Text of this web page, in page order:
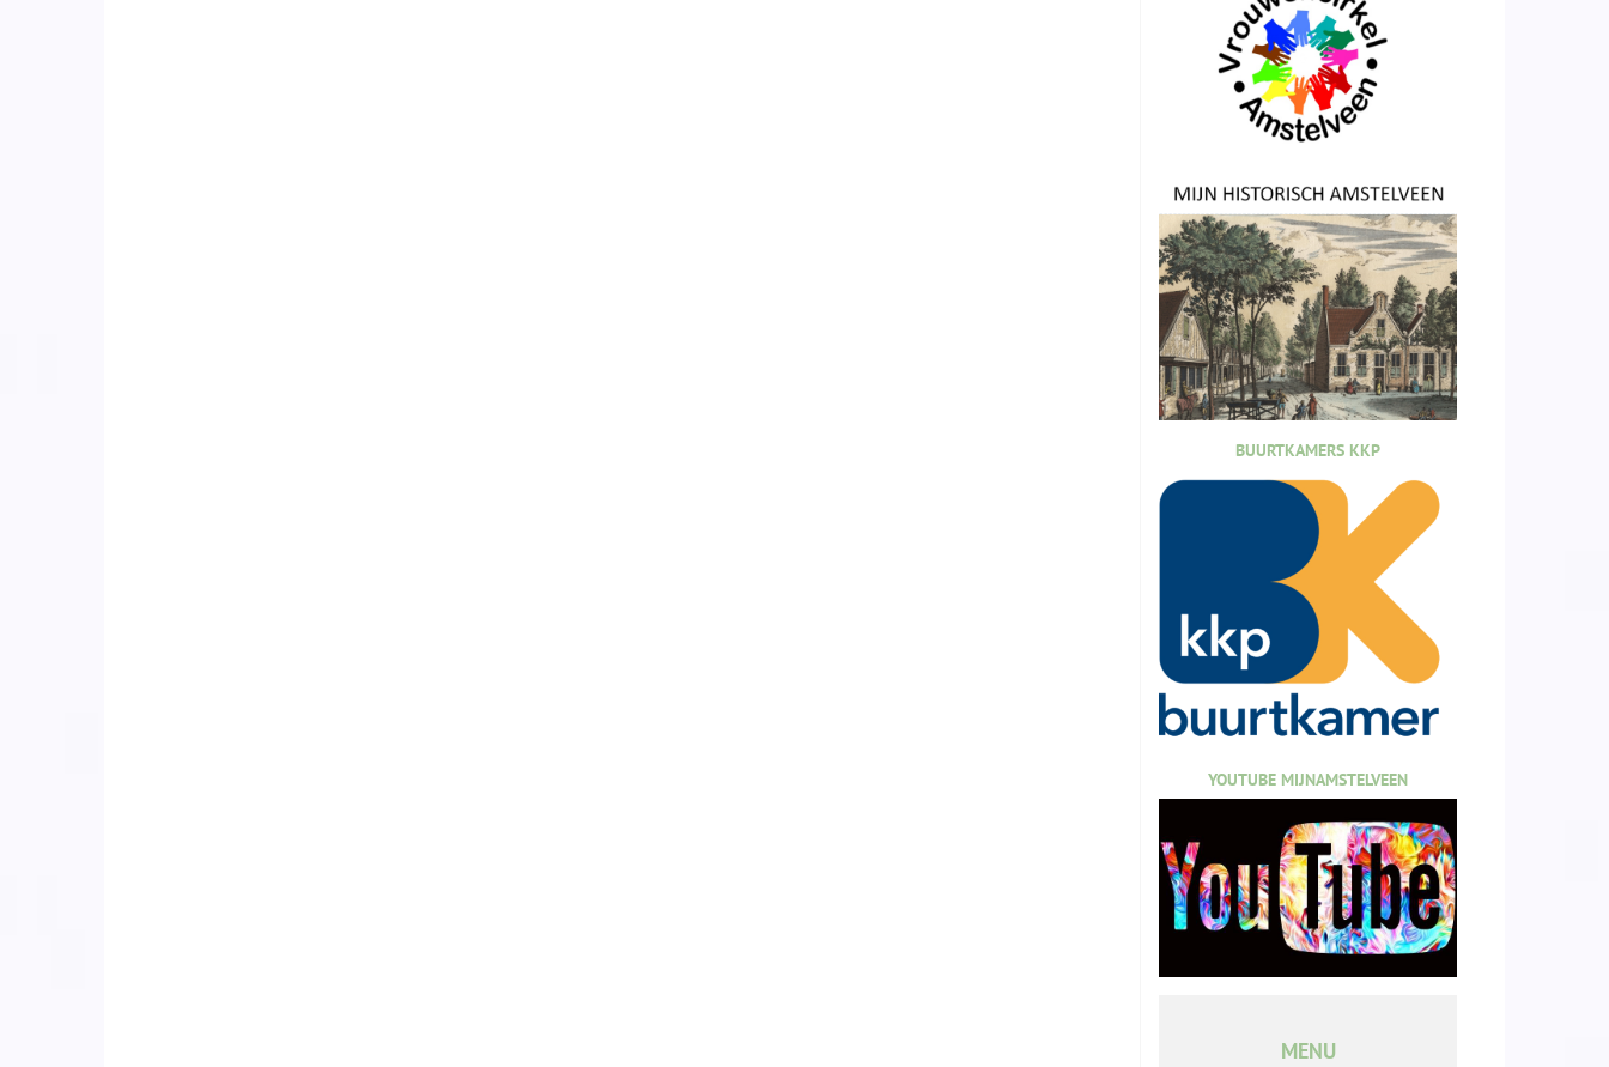
BUURTKAMERS KKP
YOUTUBE MIJNAMSTELVEEN
MENU